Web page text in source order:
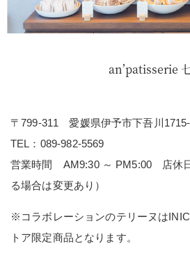
an’patisserie
〒799-311 愛媛県伊予市下吾川
TEL：089-982-5569
営業時間 AM9:30 ～ PM5:00 店休
る場合は変更あり）
※コラボレーションのテリーヌは
トア限定商品となります。